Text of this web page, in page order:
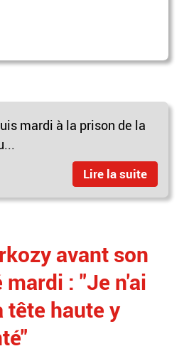
mardi à la prison de la
Lire la suite
avant son
: "Je n'ai
tête haute y